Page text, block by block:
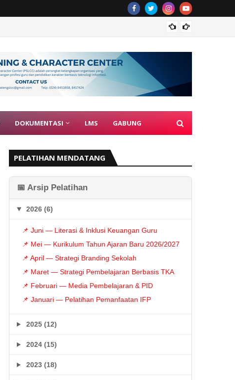
DOKUMENTASI LMS GABUNG
PELATIHAN MENDATANG
📅 Arsip Pelatihan
2026 (6)
📌 Juni — Literasi & Inklusi Keuangan Guru
📌 Mei — Kurikulum Tahun Ajaran Baru 2026/2027
📌 April — Strategi Branding Sekolah
📌 Maret — Strategi Pembelajaran Berbasis TKA
📌 Februari — Media Pembelajaran & PID
📌 Januari — Pelatihan Pemanfaatan IFP
2025 (12)
2024 (15)
2023 (18)